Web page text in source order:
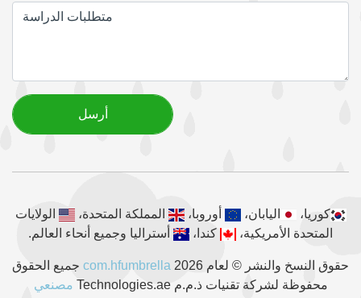
كوريا، اليابان، أوروبا، المملكة المتحدة،
الولايات
المتحدة الأمريكية،
كندا، أستراليا وجميع أنحاء العالم.
حقوق النسخ والنشر © لعام 2026 com.hfumbrella جميع الحقوق
محفوظة لشركة تقنيات ذ.م.م Technologies.ae
مصنعي